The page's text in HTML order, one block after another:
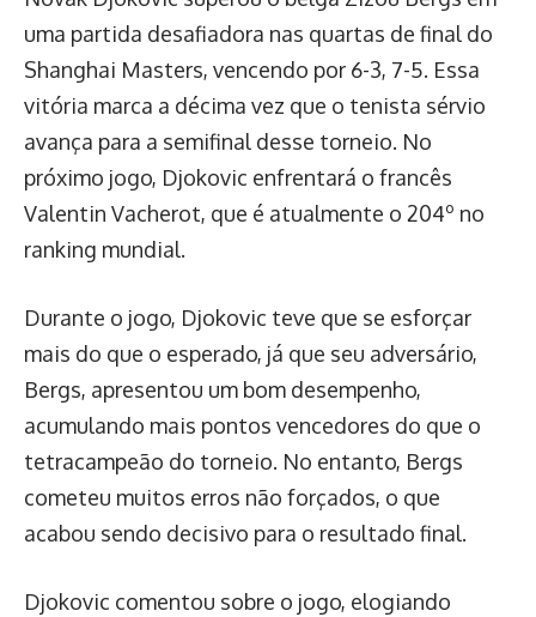
uma partida desafiadora nas quartas de final do
Shanghai Masters, vencendo por 6-3, 7-5. Essa
vitória marca a décima vez que o tenista sérvio
avança para a semifinal desse torneio. No
próximo jogo, Djokovic enfrentará o francês
Valentin Vacherot, que é atualmente o 204º no
ranking mundial.
Durante o jogo, Djokovic teve que se esforçar
mais do que o esperado, já que seu adversário,
Bergs, apresentou um bom desempenho,
acumulando mais pontos vencedores do que o
tetracampeão do torneio. No entanto, Bergs
cometeu muitos erros não forçados, o que
acabou sendo decisivo para o resultado final.
Djokovic comentou sobre o jogo, elogiando